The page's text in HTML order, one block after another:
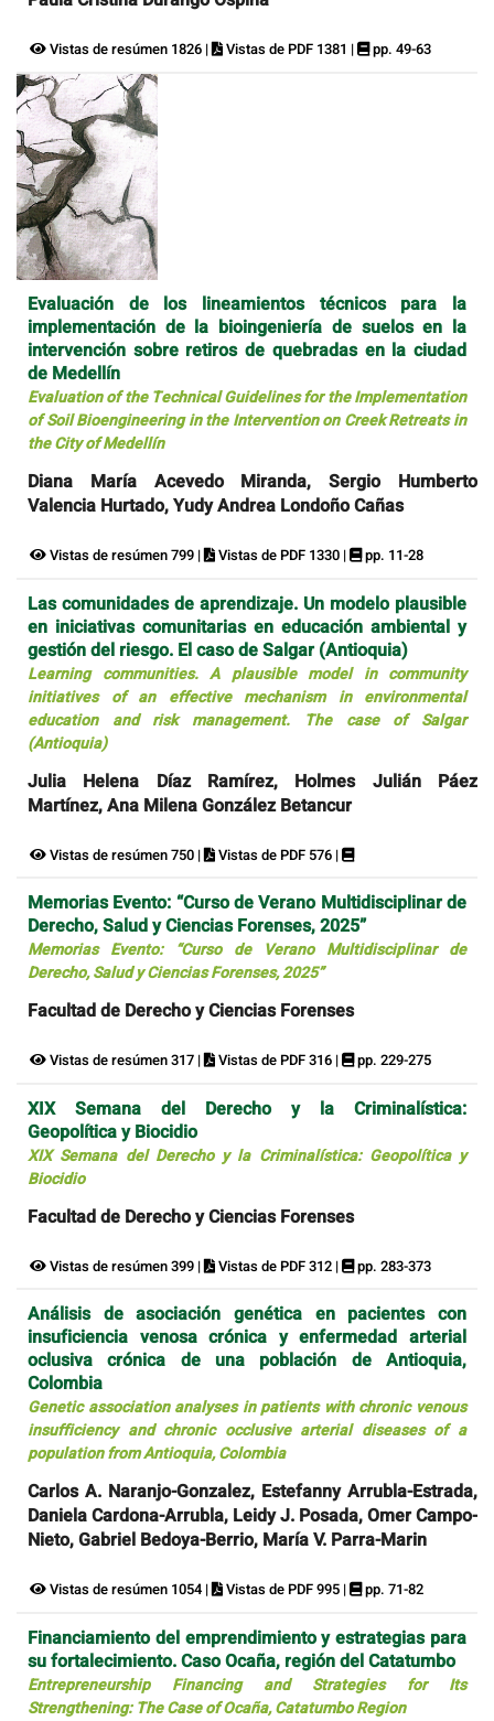
Vistas de resúmen 1826 | Vistas de PDF 1381 | pp. 49-63
Evaluación de los lineamientos técnicos para la
implementación de la bioingeniería de suelos en la
intervención sobre retiros de quebradas en la ciudad
de Medellín
Evaluation of the Technical Guidelines for the Implementation
of Soil Bioengineering in the Intervention on Creek Retreats in
the City of Medellín
Diana María Acevedo Miranda, Sergio Humberto
Valencia Hurtado, Yudy Andrea Londoño Cañas
Vistas de resúmen 799 | Vistas de PDF 1330 | pp. 11-28
Las comunidades de aprendizaje. Un modelo plausible
en iniciativas comunitarias en educación ambiental y
gestión del riesgo. El caso de Salgar (Antioquia)
Learning communities. A plausible model in community
initiatives of an effective mechanism in environmental
education and risk management. The case of Salgar
(Antioquia)
Julia Helena Díaz Ramírez, Holmes Julián Páez
Martínez, Ana Milena González Betancur
Vistas de resúmen 750 | Vistas de PDF 576 |
Memorias Evento: “Curso de Verano Multidisciplinar de
Derecho, Salud y Ciencias Forenses, 2025”
Memorias Evento: “Curso de Verano Multidisciplinar de
Derecho, Salud y Ciencias Forenses, 2025”
Facultad de Derecho y Ciencias Forenses
Vistas de resúmen 317 | Vistas de PDF 316 | pp. 229-275
XIX Semana del Derecho y la Criminalística:
Geopolítica y Biocidio
XIX Semana del Derecho y la Criminalística: Geopolítica y
Biocidio
Facultad de Derecho y Ciencias Forenses
Vistas de resúmen 399 | Vistas de PDF 312 | pp. 283-373
Análisis de asociación genética en pacientes con
insuficiencia venosa crónica y enfermedad arterial
oclusiva crónica de una población de Antioquia,
Colombia
Genetic association analyses in patients with chronic venous
insufficiency and chronic occlusive arterial diseases of a
population from Antioquia, Colombia
Carlos A. Naranjo-Gonzalez, Estefanny Arrubla-Estrada,
Daniela Cardona-Arrubla, Leidy J. Posada, Omer Campo-
Nieto, Gabriel Bedoya-Berrio, María V. Parra-Marin
Vistas de resúmen 1054 | Vistas de PDF 995 | pp. 71-82
Financiamiento del emprendimiento y estrategias para
su fortalecimiento. Caso Ocaña, región del Catatumbo
Entrepreneurship Financing and Strategies for Its
Strengthening: The Case of Ocaña, Catatumbo Region